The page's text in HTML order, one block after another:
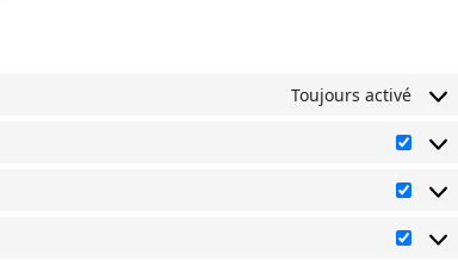
Toujours activé